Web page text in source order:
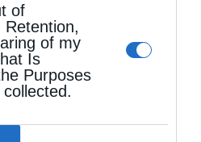
of
Retention,
of my
Is
Purposes
σε όλα τα περίπτερα
«Η Παναγία μας δείχνει
και της σιωπής»